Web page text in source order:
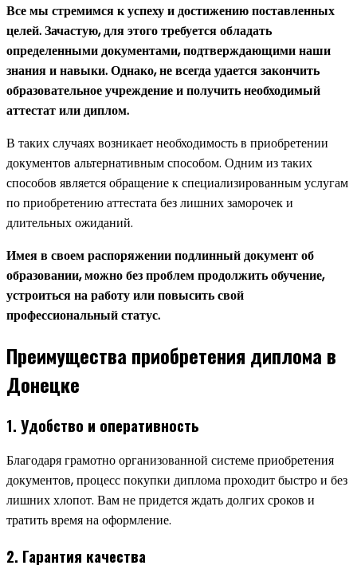
Все мы стремимся к успеху и достижению поставленных
целей. Зачастую, для этого требуется обладать
определенными документами, подтверждающими наши
знания и навыки. Однако, не всегда удается закончить
образовательное учреждение и получить необходимый
аттестат или диплом.
В таких случаях возникает необходимость в приобретении
документов альтернативным способом. Одним из таких
способов является обращение к специализированным услугам
по приобретению аттестата без лишних заморочек и
длительных ожиданий.
Имея в своем распоряжении подлинный документ об
образовании, можно без проблем продолжить обучение,
устроиться на работу или повысить свой
профессиональный статус.
Преимущества приобретения диплома в
Донецке
1. Удобство и оперативность
Благодаря грамотно организованной системе приобретения
документов, процесс покупки диплома проходит быстро и без
лишних хлопот. Вам не придется ждать долгих сроков и
тратить время на оформление.
2. Гарантия качества